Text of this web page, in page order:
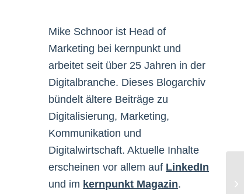
Mike Schnoor ist Head of
Marketing bei kernpunkt und
arbeitet seit über 25 Jahren in der
Digitalbranche. Dieses Blogarchiv
bündelt ältere Beiträge zu
Digitalisierung, Marketing,
Kommunikation und
Digitalwirtschaft. Aktuelle Inhalte
erscheinen vor allem auf LinkedIn
und im kernpunkt Magazin.